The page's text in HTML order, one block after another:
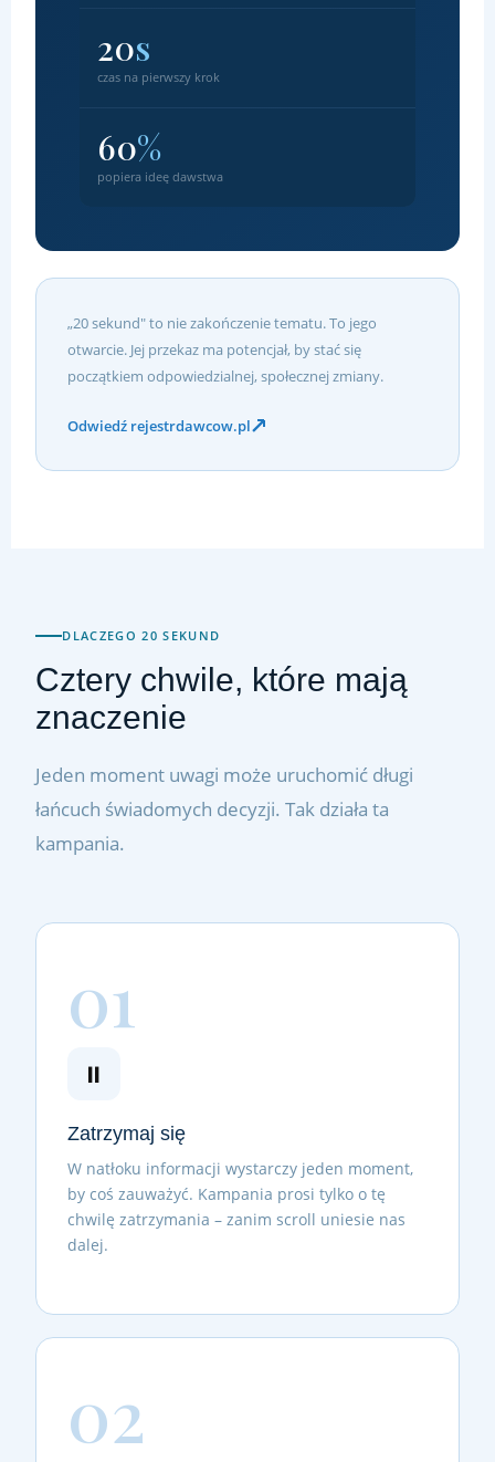
20s
czas na pierwszy krok
60%
popiera ideę dawstwa
„20 sekund" to nie zakończenie tematu. To jego
otwarcie. Jej przekaz ma potencjał, by stać się
początkiem odpowiedzialnej, społecznej zmiany.
Odwiedź rejestrdawcow.pl
DLACZEGO 20 SEKUND
Cztery chwile, które mają
znaczenie
Jeden moment uwagi może uruchomić długi
łańcuch świadomych decyzji. Tak działa ta
kampania.
01
⏸
Zatrzymaj się
W natłoku informacji wystarczy jeden moment,
by coś zauważyć. Kampania prosi tylko o tę
chwilę zatrzymania – zanim scroll uniesie nas
dalej.
02